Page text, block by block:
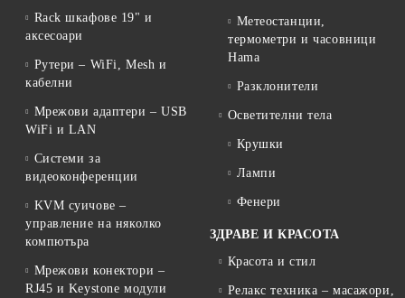
Rack шкафове 19" и
аксесоари
Рутери – WiFi, Mesh и
кабелни
Мрежови адаптери – USB
WiFi и LAN
Системи за
видеоконференции
KVM суичове –
управление на няколко
компютъра
Мрежови конектори –
RJ45 и Keystone модули
Метеостанции,
термометри и часовници
Hama
Разклонители
Осветителни тела
Крушки
Лампи
Фенери
ЗДРАВЕ И КРАСОТА
Красота и стил
Релакс техника – масажори,